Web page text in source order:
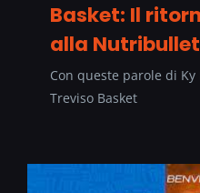
Basket: Il
alla
Con queste parole di
Treviso Basket